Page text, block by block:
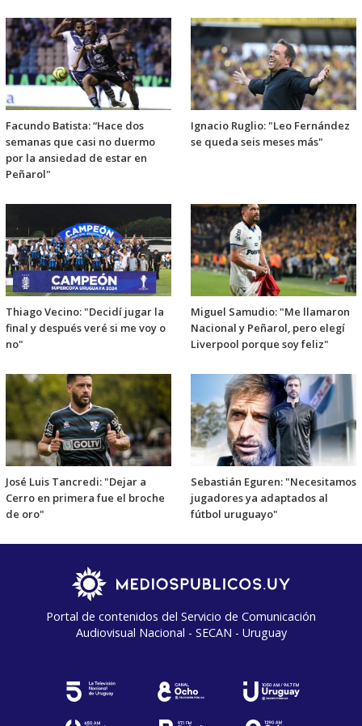
Facundo Batista: “Hace dos
semanas que casi no duermo
por la ansiedad de estar en
Peñarol"
Ignacio Ruglio: "Leo Fernández
se queda seis meses más"
Thiago Vecino: "Decidí jugar la
final y después veré si me voy o
no"
Miguel Samudio: "Me llamaron
Nacional y Peñarol, pero elegí
Liverpool porque soy feliz"
José Luis Tancredi: "Dejar a
Cerro en primera fue el broche
de oro"
Sebastián Eguren: "Necesitamos
jugadores ya adaptados al
fútbol uruguayo"
Portal de contenidos del Servicio de Comunicación
Audiovisual Nacional - SECAN - Uruguay